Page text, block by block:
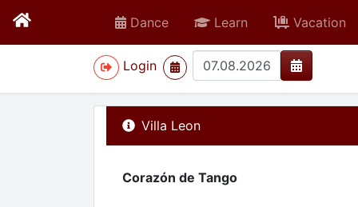
Dance Learn Vacation
Login
>
Villa Leon
Corazón de Tango